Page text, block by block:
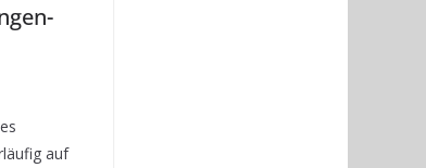
auf